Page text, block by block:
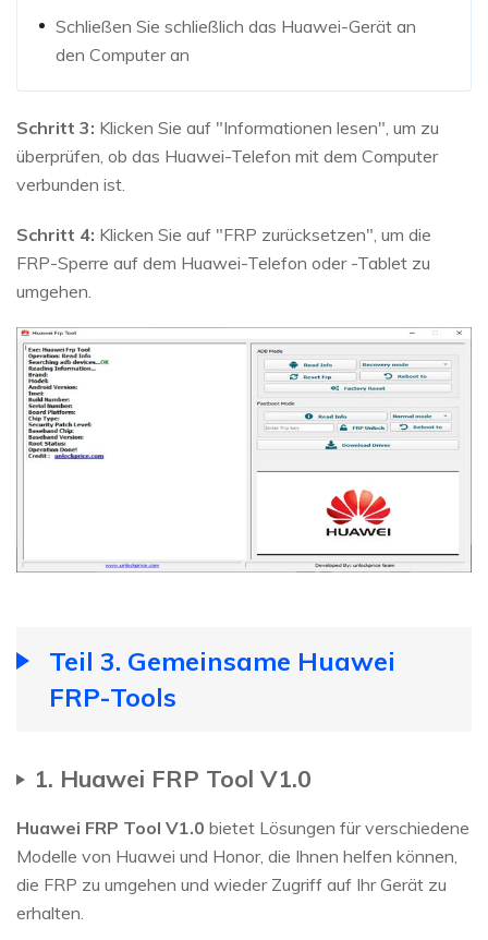
Schließen Sie schließlich das Huawei-Gerät an
den Computer an
Schritt 3: Klicken Sie auf "Informationen lesen", um zu
überprüfen, ob das Huawei-Telefon mit dem Computer
verbunden ist.
Schritt 4: Klicken Sie auf "FRP zurücksetzen", um die
FRP-Sperre auf dem Huawei-Telefon oder -Tablet zu
umgehen.
Teil 3. Gemeinsame Huawei
FRP-Tools
1. Huawei FRP Tool V1.0
Huawei FRP Tool V1.0 bietet Lösungen für verschiedene
Modelle von Huawei und Honor, die Ihnen helfen können,
die FRP zu umgehen und wieder Zugriff auf Ihr Gerät zu
erhalten.